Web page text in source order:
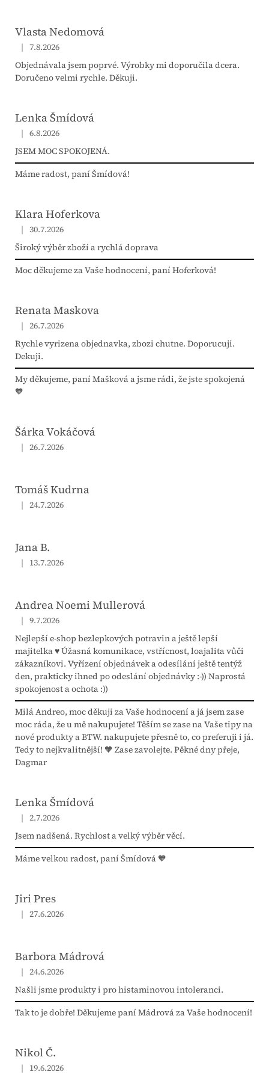
Vlasta Nedomová
Hodnocení obchodu je 5 z 5 hvězdiček.
| 7.8.2026
Objednávala jsem poprvé. Výrobky mi doporučila dcera.
Doručeno velmi rychle. Děkuji.
Lenka Šmídová
Hodnocení obchodu je 5 z 5 hvězdiček.
| 6.8.2026
JSEM MOC SPOKOJENÁ.
Máme radost, paní Šmídová!
Klara Hoferkova
Hodnocení obchodu je 5 z 5 hvězdiček.
| 30.7.2026
Široký výběr zboží a rychlá doprava
Moc děkujeme za Vaše hodnocení, paní Hoferková!
Renata Maskova
Hodnocení obchodu je 5 z 5 hvězdiček.
| 26.7.2026
Rychle vyrizena objednavka, zbozi chutne. Doporucuji.
Dekuji.
My děkujeme, paní Mašková a jsme rádi, že jste spokojená
🧡
Šárka Vokáčová
Hodnocení obchodu je 5 z 5 hvězdiček.
| 26.7.2026
Tomáš Kudrna
Hodnocení obchodu je 5 z 5 hvězdiček.
| 24.7.2026
Jana B.
Hodnocení obchodu je 5 z 5 hvězdiček.
| 13.7.2026
Andrea Noemi Mullerová
Hodnocení obchodu je 5 z 5 hvězdiček.
| 9.7.2026
Nejlepší e-shop bezlepkových potravin a ještě lepší
majitelka ♥ Úžasná komunikace, vstřícnost, loajalita vůči
zákazníkovi. Vyřízení objednávek a odesílání ještě tentýž
den, prakticky ihned po odeslání objednávky :-)) Naprostá
spokojenost a ochota :))
Milá Andreo, moc děkuji za Vaše hodnocení a já jsem zase
moc ráda, že u mě nakupujete! Těším se zase na Vaše tipy na
nové produkty a BTW. nakupujete přesně to, co preferuji i já.
Tedy to nejkvalitnější! 🧡 Zase zavolejte. Pěkné dny přeje,
Dagmar
Lenka Šmídová
Hodnocení obchodu je 5 z 5 hvězdiček.
| 2.7.2026
Jsem nadšená. Rychlost a velký výběr věcí.
Máme velkou radost, paní Šmídová 🧡
Jiri Pres
Hodnocení obchodu je 5 z 5 hvězdiček.
| 27.6.2026
Barbora Mádrová
Hodnocení obchodu je 5 z 5 hvězdiček.
| 24.6.2026
Našli jsme produkty i pro histaminovou intoleranci.
Tak to je dobře! Děkujeme paní Mádrová za Vaše hodnocení!
Nikol Č.
Hodnocení obchodu je 5 z 5 hvězdiček.
| 19.6.2026